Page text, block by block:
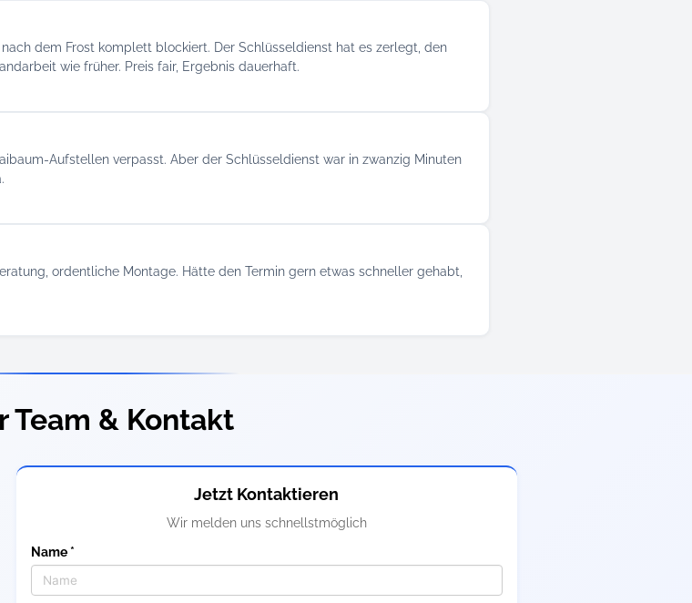
dem Frost komplett blockiert. Der Schlüsseldienst hat es zerlegt, den
wie früher. Preis fair, Ergebnis dauerhaft.
Aufstellen verpasst. Aber der Schlüsseldienst war in zwanzig Minuten
ordentliche Montage. Hätte den Termin gern etwas schneller gehabt,
Team & Kontakt
Jetzt Kontaktieren
Wir melden uns schnellstmöglich
Name *